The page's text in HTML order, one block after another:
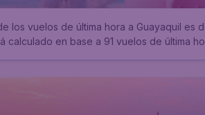
los vuelos de última hora a Guayaquil es
calculado en base a 91 vuelos de última